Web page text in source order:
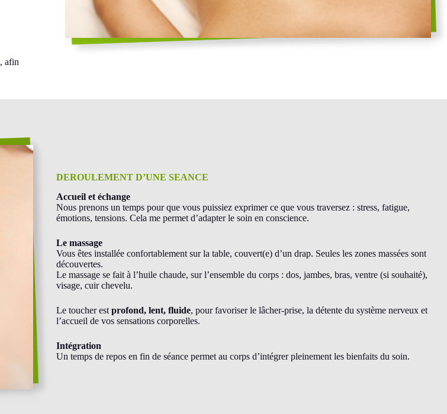
, afin
DEROULEMENT D’UNE SEANCE
Accueil et échange
Nous prenons un temps pour que vous puissiez exprimer ce que vous traversez : stress, fatigue,
émotions, tensions. Cela me permet d’adapter le soin en conscience.
Le massage
Vous êtes installée confortablement sur la table, couvert(e) d’un drap. Seules les zones massées sont
découvertes.
Le massage se fait à l’huile chaude, sur l’ensemble du corps : dos, jambes, bras, ventre (si souhaité),
visage, cuir chevelu.
Le toucher est profond, lent, fluide, pour favoriser le lâcher-prise, la détente du système nerveux et
l’accueil de vos sensations corporelles.
Intégration
Un temps de repos en fin de séance permet au corps d’intégrer pleinement les bienfaits du soin.